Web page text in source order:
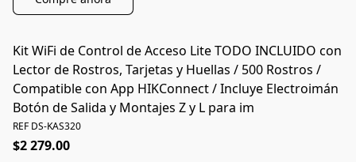
Kit WiFi de Control de Acceso Lite TODO INCLUIDO con
Lector de Rostros, Tarjetas y Huellas / 500 Rostros /
Compatible con App HIKConnect / Incluye Electroimán
Botón de Salida y Montajes Z y L para im
REF DS-KAS320
$2 279.00